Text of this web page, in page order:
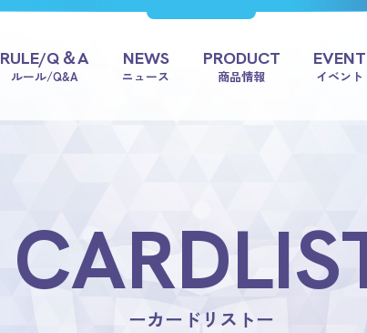
RULE/Q＆A
ルール/Q&A
NEWS
ニュース
PRODUCT
商品情報
EVENT
イベント
ーカードリストー